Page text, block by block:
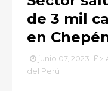
de 3 mil
en
junio 07, 2023
del Perú